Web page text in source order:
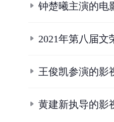
钟楚曦主演的电
2021年第八届文
王俊凯参演的影
黄建新执导的影